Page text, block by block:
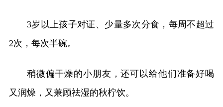
3岁以上孩子对证、少量多次分食，每周不超过
2次，每次半碗。
稍微偏干燥的小朋友，还可以给他们准备好喝
又润燥，又兼顾祛湿的秋柠饮。